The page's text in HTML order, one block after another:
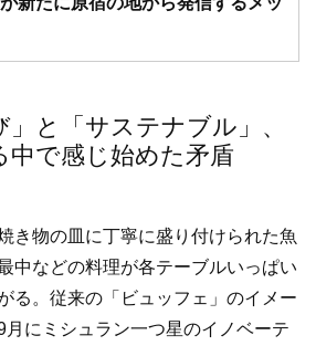
」と「サステナブル」、
中で感じ始めた矛盾
き物の皿に丁寧に盛り付けられた魚
中などの料理が各テーブルいっぱい
る。従来の「ビュッフェ」のイメー
月にミシュラン一つ星のイノベーテ